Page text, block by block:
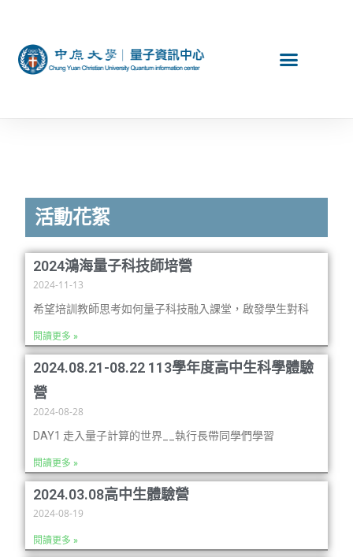
活動花絮
2024鴻海量子科技師培營
2024-11-13
希望培訓教師思考如何量子科技融入課堂，啟發學生對科
閱讀更多 »
2024.08.21-08.22 113學年度高中生科學體驗
營
2024-08-28
DAY1 走入量子計算的世界__執行長帶同學們學習
閱讀更多 »
2024.03.08高中生體驗營
2024-08-19
閱讀更多 »